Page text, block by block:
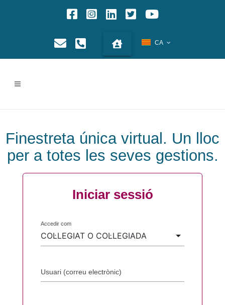
CA
Finestreta única virtual. Un lloc
per a totes les seves gestions.
Iniciar sessió
Accedir com
Usuari (correu electrònic)